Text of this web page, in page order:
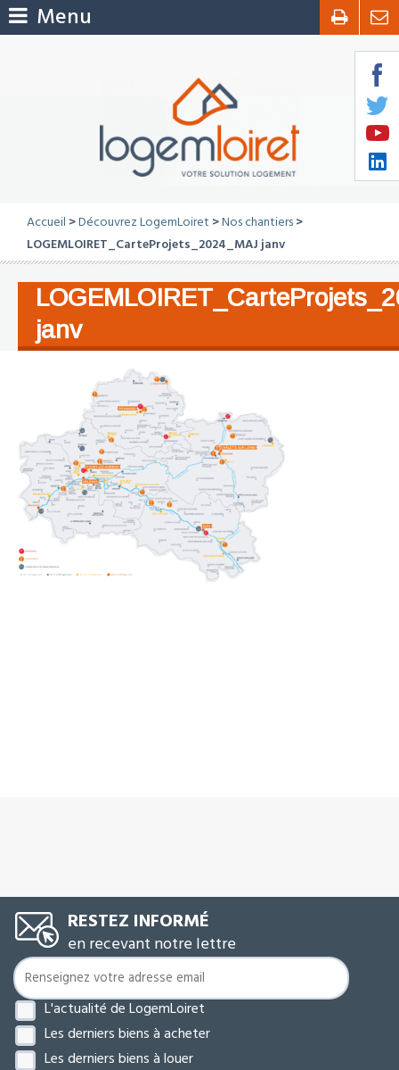
Menu
Accueil >Découvrez LogemLoiret >Nos chantiers >
LOGEMLOIRET_CarteProjets_2024_MAJ janv
janv
RESTEZ INFORMÉ
en recevant notre lettre
L'actualité de LogemLoiret
Les derniers biens à acheter
Les derniers biens à louer